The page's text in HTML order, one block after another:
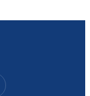
en Facebook
en X
a USAvisa en